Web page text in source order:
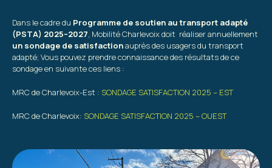
Dans le cadre du Programme de soutien au transport adapté
(PSTA) 2025–2027, Mobilité Charlevoix doit réaliser annuellement
un sondage de satisfactionauprès des usagers du transport
adapté; Vous pouvez prendre connaissance des résultats de ce
sondage en suivante ces liens :
MRC de Charlevoix-Est : SONDAGE SATISFACTION 2025 – EST
MRC de Charlevoix: SONDAGE SATISFACTION 2025 – OUEST